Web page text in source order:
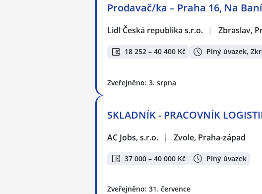
Prodavač/ka – Praha 16, Na
Lidl Česká republika s.r.o. | Zbraslav,
18 252 – 40 400 Kč Plný úvazek,
Zveřejněno: 3. srpna
SKLADNÍK - PRACOVNÍK
AC Jobs, s.r.o. | Zvole, Praha-západ
37 000 – 40 000 Kč Plný úvazek
Zveřejněno: 31. července